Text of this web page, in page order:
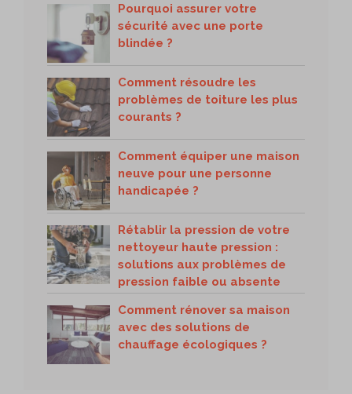
Pourquoi assurer votre
sécurité avec une porte
blindée ?
Comment résoudre les
problèmes de toiture les plus
courants ?
Comment équiper une maison
neuve pour une personne
handicapée ?
Rétablir la pression de votre
nettoyeur haute pression :
solutions aux problèmes de
pression faible ou absente
Comment rénover sa maison
avec des solutions de
chauffage écologiques ?